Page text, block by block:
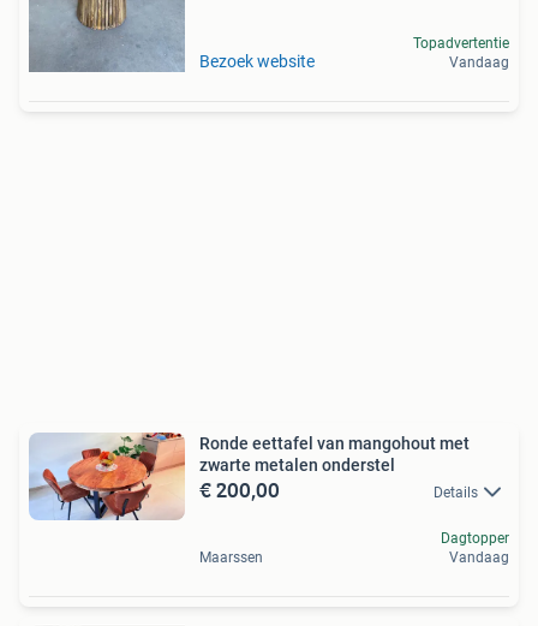
Bezoek website
Topadvertentie
Vandaag
Ronde eettafel van mangohout met
zwarte metalen onderstel
€ 200,00 Details
Maarssen
Dagtopper
Vandaag